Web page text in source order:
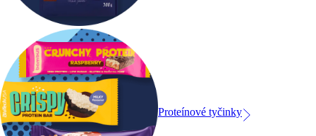
Proteínové tyčinky